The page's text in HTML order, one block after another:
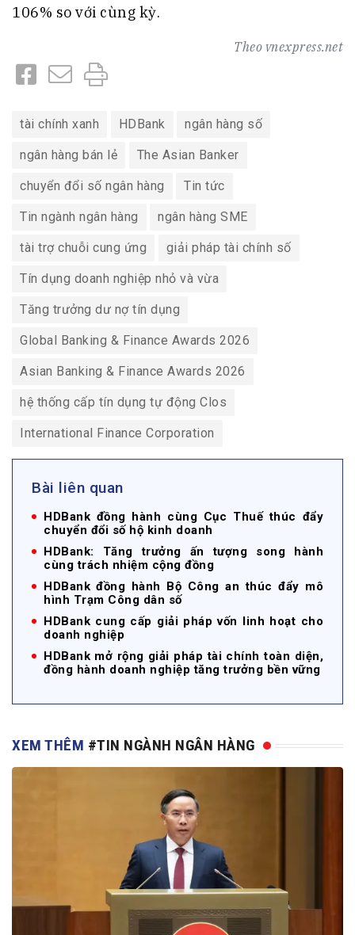
106% so với cùng kỳ.
Theo vnexpress.net
tài chính xanh HDBank ngân hàng số
ngân hàng bán lẻ The Asian Banker
chuyển đổi số ngân hàng Tin tức
Tin ngành ngân hàng ngân hàng SME
tài trợ chuỗi cung ứng giải pháp tài chính số
Tín dụng doanh nghiệp nhỏ và vừa
Tăng trưởng dư nợ tín dụng
Global Banking & Finance Awards 2026
Asian Banking & Finance Awards 2026
hệ thống cấp tín dụng tự động Clos
International Finance Corporation
Bài liên quan
HDBank đồng hành cùng Cục Thuế thúc đẩy
chuyển đổi số hộ kinh doanh
HDBank: Tăng trưởng ấn tượng song hành
cùng trách nhiệm cộng đồng
HDBank đồng hành Bộ Công an thúc đẩy mô
hình Trạm Công dân số
HDBank cung cấp giải pháp vốn linh hoạt cho
doanh nghiệp
HDBank mở rộng giải pháp tài chính toàn diện,
đồng hành doanh nghiệp tăng trưởng bền vững
XEM THÊM #TIN NGÀNH NGÂN HÀNG